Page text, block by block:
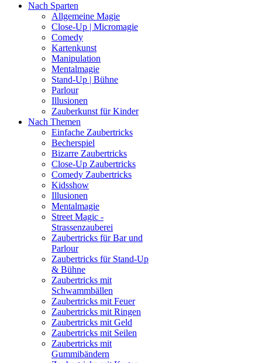
Nach Sparten
Allgemeine Magie
Close-Up | Micromagie
Comedy
Kartenkunst
Manipulation
Mentalmagie
Stand-Up | Bühne
Parlour
Illusionen
Zauberkunst für Kinder
Nach Themen
Einfache Zaubertricks
Becherspiel
Bizarre Zaubertricks
Close-Up Zaubertricks
Comedy Zaubertricks
Kidsshow
Illusionen
Mentalmagie
Street Magic -
Strassenzauberei
Zaubertricks für Bar und
Parlour
Zaubertricks für Stand-Up
& Bühne
Zaubertricks mit
Schwammbällen
Zaubertricks mit Feuer
Zaubertricks mit Ringen
Zaubertricks mit Geld
Zaubertricks mit Seilen
Zaubertricks mit
Gummibändern